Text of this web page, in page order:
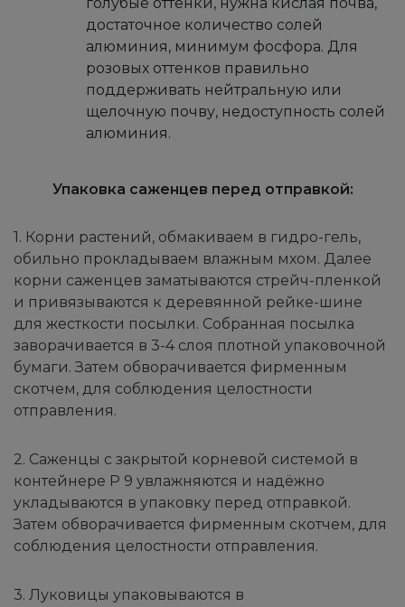
достаточное количество солей
алюминия, минимум фосфора. Для
розовых оттенков правильно
поддерживать нейтральную или
щелочную почву, недоступность солей
алюминия.
Упаковка саженцев перед отправкой:
1. Корни растений, обмакиваем в гидро-гель,
обильно прокладываем влажным мхом. Далее
корни саженцев заматываются стрейч-пленкой
и привязываются к деревянной рейке-шине
для жесткости посылки. Собранная посылка
заворачивается в 3-4 слоя плотной упаковочной
бумаги. Затем обворачивается фирменным
скотчем, для соблюдения целостности
отправления.
2. Саженцы с закрытой корневой системой в
контейнере Р 9 увлажняются и надёжно
укладываются в упаковку перед отправкой.
Затем обворачивается фирменным скотчем, для
соблюдения целостности отправления.
3. Луковицы упаковываются в